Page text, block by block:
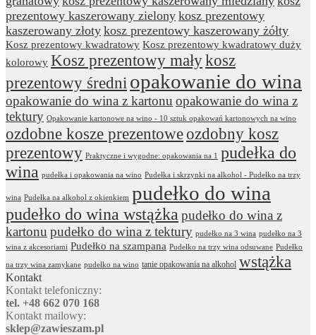
prezentowy kaszerowany zielony kosz prezentowy
kaszerowany złoty kosz prezentowy kaszerowany żółty
Kosz prezentowy kwadratowy Kosz prezentowy kwadratowy duży
kolorowy Kosz prezentowy małykosz
prezentowy średni opakowanie do wina
opakowanie do wina z kartonu opakowanie do wina z
tektury Opakowanie kartonowe na wino - 10 sztuk opakowań kartonowych na wino
ozdobne kosze prezentoweozdobny kosz
prezentowy Praktyczne i wygodne: opakowania na 1
pudełka do
wina pudełka i opakowania na wino Pudełka i skrzynki na alkohol - Pudełko na trzy
wina Pudełka na alkohol z okienkiem pudełko do wina
pudełko do wina wstążka pudełko do wina z
kartonu pudełko do wina z tektury pudełko na 3 wina pudełko na 3
wina z akcesoriami Pudełko na szampana Pudełko na trzy wina odsuwane Pudełko
na trzy wina zamykane pudełko na wino tanie opakowania na alkohol wstążka
Kontakt
Kontakt telefoniczny:
tel. +48 662 070 168
Kontakt mailowy:
sklep@zawieszam.pl